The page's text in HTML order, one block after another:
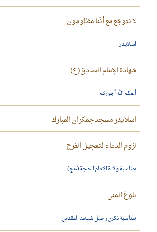
لا نتوجّع مع أنّنا مظلومون
اسلايدر
شهادة الإمام الصادق(ع)
أعظم الله أجوركم
اسلايدر مسجد جمكران المبارك
لزوم الدعاء لتعجيل الفرج
بمناسبة ولادة الإمام الحجة (عج)
بلوغ المنى ...
بمناسبة ذكرى رحيل شيخنا المقدس